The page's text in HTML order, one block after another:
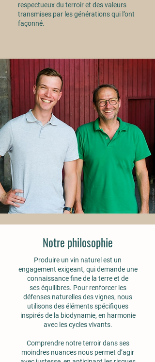
respectueux du terroir et des valeurs
transmises par les générations qui l’ont
façonné.
Notre philosophie
Produire un vin naturel est un
engagement exigeant, qui demande une
connaissance fine de la terre et de
ses équilibres. Pour renforcer les
défenses naturelles des vignes, nous
utilisons des éléments spécifiques
inspirés de la biodynamie, en harmonie
avec les cycles vivants.
Comprendre notre terroir dans ses
moindres nuances nous permet d’agir